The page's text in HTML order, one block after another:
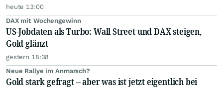
heute 13:00
DAX mit Wochengewinn
US-Jobdaten als Turbo: Wall Street und DAX steigen,
Gold glänzt
gestern 18:38
Neue Rallye im Anmarsch?
Gold stark gefragt – aber was ist jetzt eigentlich bei